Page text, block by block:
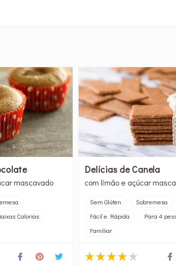
mascavado
Calorias
Delícias de Canela
com limão e açúcar
Sem Glúten
Sobremesa
Fácil e Rápida
Para 4
Familiar